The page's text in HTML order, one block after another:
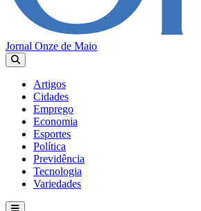
Jornal Onze de Maio
Artigos
Cidades
Emprego
Economia
Esportes
Política
Previdência
Tecnologia
Variedades